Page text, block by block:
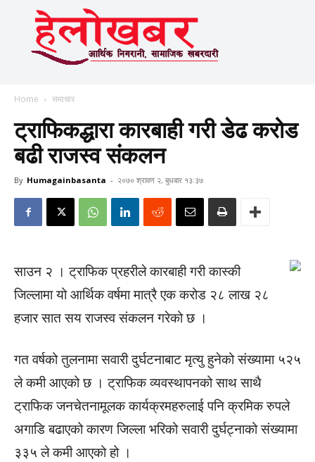
Home समाचार
ट्राफिकद्धारा कारबाही गरी डेढ करोड
बढी राजस्व संकलन
By Humagainbasanta - २०७० श्रावण २, बुधबार १३:३७
साउन २ । ट्राफिक प्रहरीले कारबाही गरी कास्की
जिल्लामा यो आर्थिक वर्षमा मात्रै एक करोड २८ लाख २८
हजार सात सय राजस्व संकलन गरेको छ ।
गत वर्षको तुलनामा सवारी दुर्घटनाबाट मृत्यु हुनेको संख्यामा ५२५
ले कमी आएको छ । ट्राफिक व्यवस्थापनको साथ साथै
ट्राफिक जनचेतनामूलक कार्यक्रमहरुलाई पनि क्रमिक रुपले
अगाडि बढाएको कारण जिल्ला भरिको सवारी दुर्घट्नाको संख्यामा
३३५ ले कमी आएको हो ।